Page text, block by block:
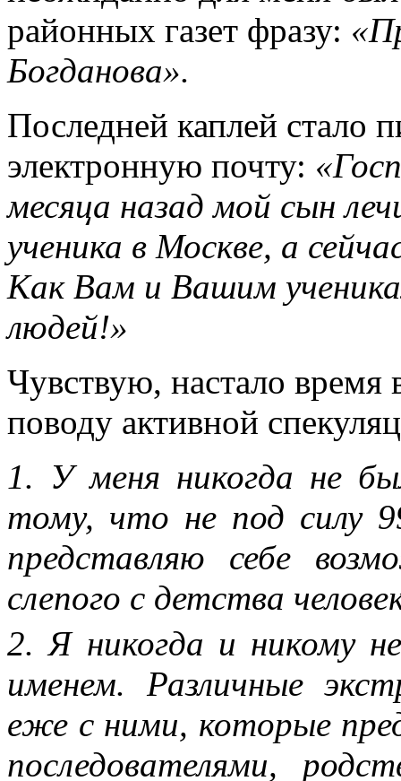
районных газет фразу:
Богданова».
Последней каплей стало
электронную почту:
месяца назад мой сын
ученика в Москве, а
Как Вам и Вашим
людей!»
Чувствую, настало время
поводу активной
1. У меня никогда не
тому, что не под силу
представляю себе
слепого с детства
2. Я никогда и никому
именем. Различные
еже с ними, которые
последователями,